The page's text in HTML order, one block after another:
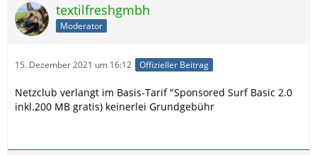
textilfreshgmbh
Moderator
15. Dezember 2021 um 16:12 Offizieller Beitrag
Netzclub verlangt im Basis-Tarif "Sponsored Surf Basic 2.0
inkl.200 MB gratis) keinerlei Grundgebühr